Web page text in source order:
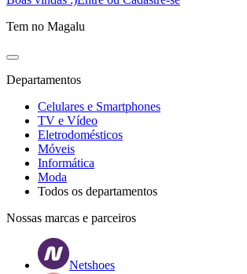
Tem no Magalu
Departamentos
Celulares e Smartphones
TV e Vídeo
Eletrodomésticos
Móveis
Informática
Moda
Todos os departamentos
Nossas marcas e parceiros
Netshoes